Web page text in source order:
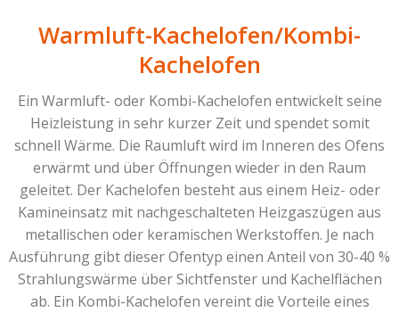
Warmluft-Kachelofen/Kombi-
Kachelofen
Ein Warmluft- oder Kombi-Kachelofen entwickelt seine
Heizleistung in sehr kurzer Zeit und spendet somit
schnell Wärme. Die Raumluft wird im Inneren des Ofens
erwärmt und über Öffnungen wieder in den Raum
geleitet. Der Kachelofen besteht aus einem Heiz- oder
Kamineinsatz mit nachgeschalteten Heizgaszügen aus
metallischen oder keramischen Werkstoffen. Je nach
Ausführung gibt dieser Ofentyp einen Anteil von 30-40 %
Strahlungswärme über Sichtfenster und Kachelflächen
ab. Ein Kombi-Kachelofen vereint die Vorteile eines